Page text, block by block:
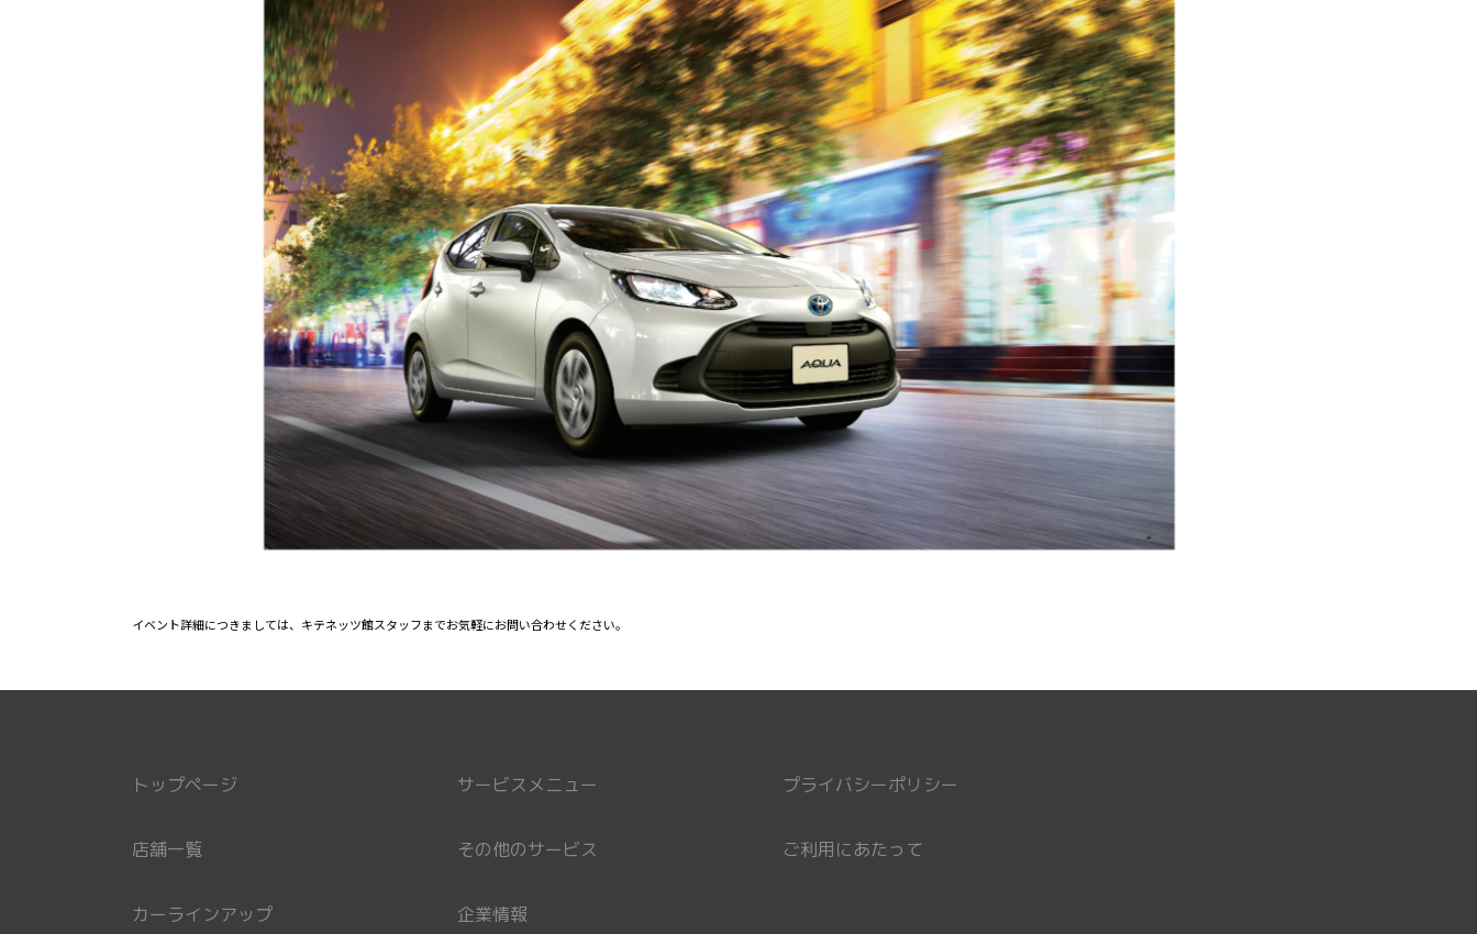
イベント詳細につきましては、キテネッツ館スタッフまでお気軽にお問い合わせください。
トップページ
店舗一覧
カーラインアップ
サービスメニュー
その他のサービス
企業情報
プライバシーポリシー
ご利用にあたって